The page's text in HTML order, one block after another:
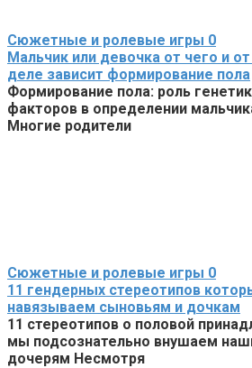
Сюжетные и ролевые игры 0
Мальчик или девочка от чего и
деле зависит формирование пола
Формирование пола: роль
факторов в определении
Многие родители
Сюжетные и ролевые игры 0
11 гендерных стереотипов
навязываем сыновьям и дочкам
11 стереотипов о половой
мы подсознательно внушаем
дочерям Несмотря